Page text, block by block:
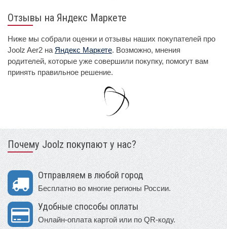
Отзывы на Яндекс Маркете
Ниже мы собрали оценки и отзывы наших покупателей про
Joolz Aer2 на Яндекс Маркете. Возможно, мнения
родителей, которые уже совершили покупку, помогут вам
принять правильное решение.
Почему Joolz покупают у нас?
Отправляем в любой город
Бесплатно во многие регионы России.
Удобные способы оплаты
Онлайн-оплата картой или по QR-коду.